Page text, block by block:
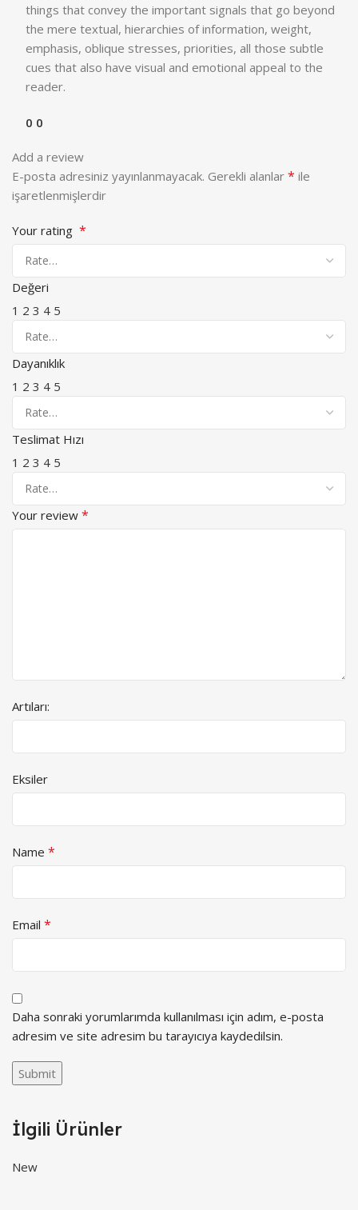
things that convey the important signals that go beyond
the mere textual, hierarchies of information, weight,
emphasis, oblique stresses, priorities, all those subtle
cues that also have visual and emotional appeal to the
reader.
0 0
Add a review
E-posta adresiniz yayınlanmayacak. Gerekli alanlar * ile
işaretlenmişlerdir
Your rating *
Değeri
1 2 3 4 5
Dayanıklık
1 2 3 4 5
Teslimat Hızı
1 2 3 4 5
Your review *
Artıları:
Eksiler
Name *
Email *
Daha sonraki yorumlarımda kullanılması için adım, e-posta
adresim ve site adresim bu tarayıcıya kaydedilsin.
İlgili Ürünler
New